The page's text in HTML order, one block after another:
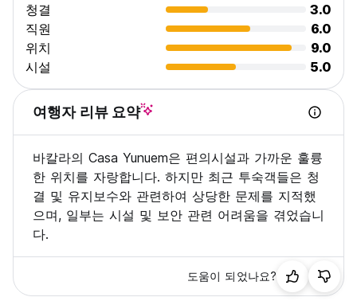
청결
3.0
직원
6.0
위치
9.0
시설
5.0
여행자 리뷰 요약
바칼라의 Casa Yunuem은 편의시설과 가까운 훌륭
한 위치를 자랑합니다. 하지만 최근 투숙객들은 청
결 및 유지보수와 관련하여 상당한 문제를 지적했
으며, 일부는 시설 및 보안 관련 어려움을 겪었습니
다.
도움이 되었나요?